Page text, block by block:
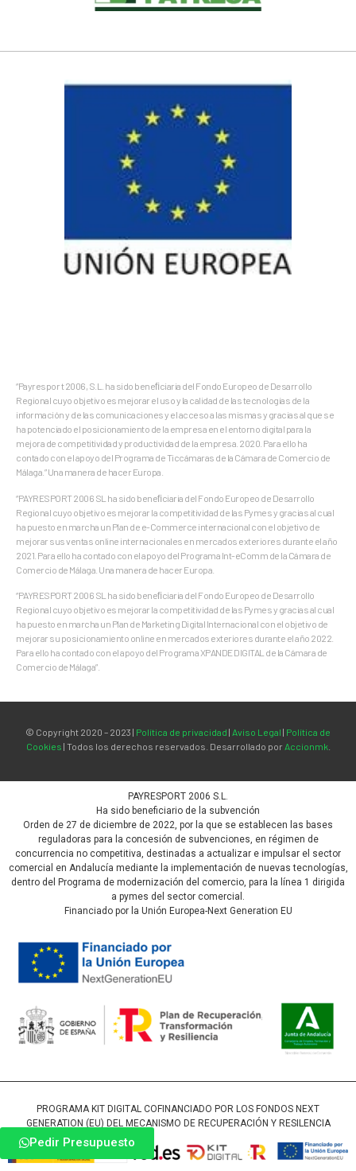
Pedir Presupuesto
“Payrespor t 2006, S.L. ha sido beneﬁciaria del Fondo Europeo de Desarrollo
Regional cuyo objetivo es mejorar el uso y la calidad de las tecnologías de la
información y de las comunicaciones y el acceso a las mismas y gracias al que se
ha potenciado el posicionamiento de la empresa en el entorno digital para la
mejora de competitividad y productividad de la empresa. 2020. Para ello ha
contado con el apoyo del Programa de Ticcámaras de la Cámara de Comercio de
Málaga.” Una manera de hacer Europa.
“PAYRESPORT 2006 SL ha sido beneﬁciaria del Fondo Europeo de Desarrollo
Regional cuyo objetivo es mejorar la competitividad de las Pymes y gracias al cual
ha puesto en marcha un Plan de e-Commerce internacional con el objetivo de
mejorar sus ventas online internacionales en mercados exteriores durante el año
2021. Para ello ha contado con el apoyo del Programa Int-eComm de la Cámara de
Comercio de Málaga. Una manera de hacer Europa.
“PAYRESPORT 2006 SL ha sido beneﬁciaria del Fondo Europeo de Desarrollo
Regional cuyo objetivo es mejorar la competitividad de las Pymes y gracias al cual
ha puesto en marcha un Plan de Marketing Digital Internacional con el objetivo de
mejorar su posicionamiento online en mercados exteriores durante el año 2022.
Para ello ha contado con el apoyo del Programa XPANDE DIGITAL de la Cámara de
Comercio de Málaga”.
© Copyright 2020 – 2023 | Política de privacidad | Aviso Legal | Política de
Cookies | Todos los derechos reservados. Desarrollado por Accionmk.
PAYRESPORT 2006 S.L.
Ha sido beneficiario de la subvención
Orden de 27 de diciembre de 2022, por la que se establecen las bases
reguladoras para la concesión de subvenciones, en régimen de
concurrencia no competitiva, destinadas a actualizar e impulsar el sector
comercial en Andalucía mediante la implementación de nuevas tecnologías,
dentro del Programa de modernización del comercio, para la línea 1 dirigida
a pymes del sector comercial.
Financiado por la Unión Europea-Next Generation EU
PROGRAMA KIT DIGITAL COFINANCIADO POR LOS FONDOS NEXT
GENERATION (EU) DEL MECANISMO DE RECUPERACIÓN Y RESILENCIA